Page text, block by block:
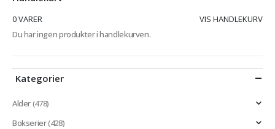
0 VARER
VIS HANDLEKURV
Du har ingen produkter i handlekurven.
Kategorier
Alder(478)
Bokserier(428)